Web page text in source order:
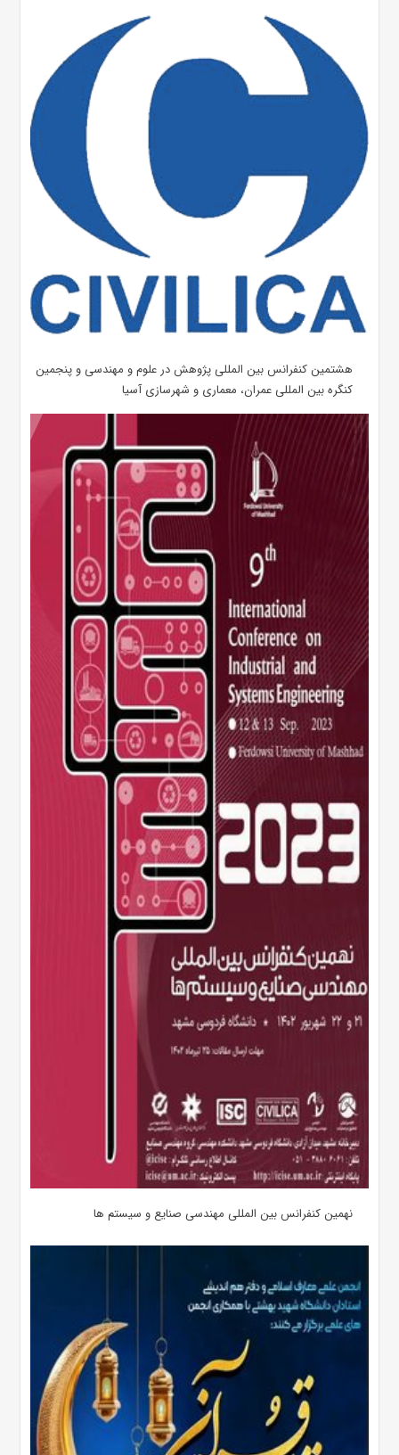
هشتمین کنفرانس بین المللی پژوهش در علوم و مهندسی و پنجمین
کنگره بین المللی عمران، معماری و شهرسازی آسیا
نهمین کنفرانس بین المللی مهندسی صنایع و سیستم­ ها